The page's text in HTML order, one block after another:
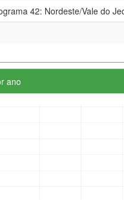
42: Nordeste/Vale do
ano